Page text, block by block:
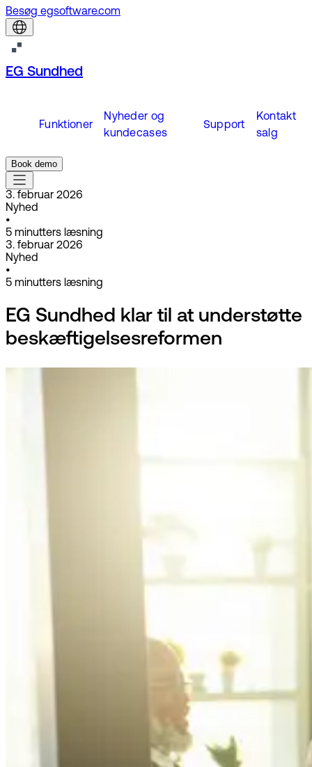
Besøg egsoftware.com
EG Sundhed
Funktioner
Nyheder og
kundecases
Support
Kontakt
salg
Book demo
3. februar 2026
Nyhed
•
5 minutters læsning
3. februar 2026
Nyhed
•
5 minutters læsning
EG Sundhed klar til at understøtte
beskæftigelsesreformen